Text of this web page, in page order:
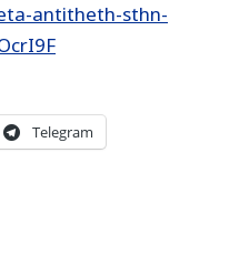
antitheth-sthn-
Telegram